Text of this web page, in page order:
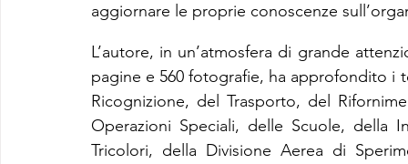
aggiornare le proprie conoscenze
L’autore, in un’atmosfera di grande
pagine e 560 fotografie, ha approfondito i
Ricognizione, del Trasporto, del
Operazioni Speciali, delle Scuole, della
Tricolori, della Divisione Aerea di